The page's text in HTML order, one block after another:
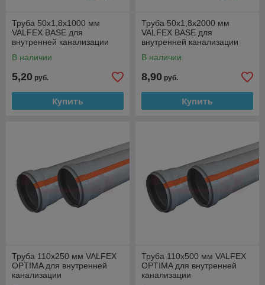
Труба 50x1,8x1000 мм
VALFEX BASE для
внутренней канализации
В наличии
5,20 руб.
Купить
Труба 50x1,8x2000 мм
VALFEX BASE для
внутренней канализации
В наличии
8,90 руб.
Купить
Труба 110x250 мм VALFEX
OPTIMA для внутренней
канализации
Труба 110x500 мм VALFEX
OPTIMA для внутренней
канализации